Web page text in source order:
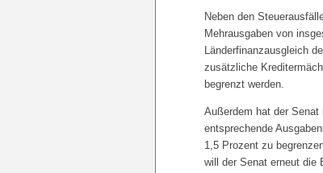
Neben den
Mehrausgaben von
Länderfinanzausgleich
zusätzliche
begrenzt werden.
Außerdem hat der
entsprechende
1,5 Prozent zu
will der Senat erneut die